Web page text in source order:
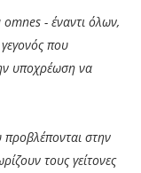
- έναντι όλων,
που
υποχρέωση να
στην
τους γείτονες